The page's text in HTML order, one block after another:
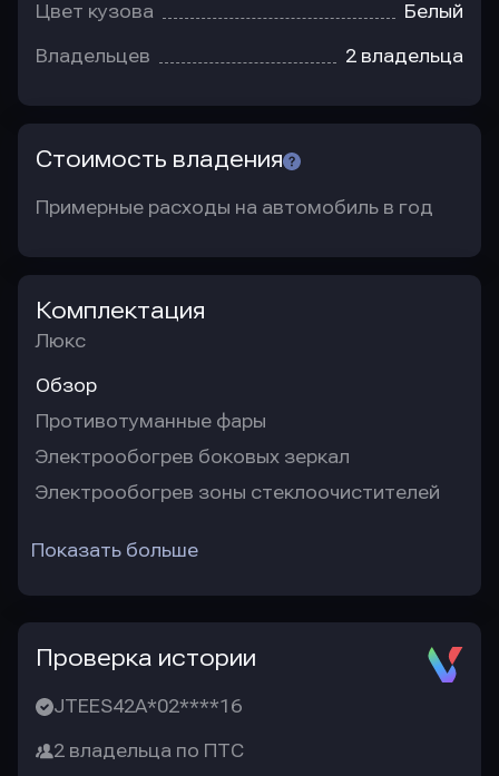
Цвет кузова Белый
Владельцев 2 владельца
Стоимость владения
Примерные расходы на автомобиль в год
Комплектация
Люкс
Обзор
Противотуманные фары
Электрообогрев боковых зеркал
Электрообогрев зоны стеклоочистителей
Показать больше
Проверка истории
JTEES42A*02****16
2 владельца по ПТС